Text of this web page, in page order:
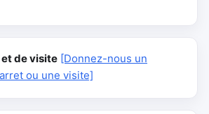
de visite [Donnez-nous un
ou une visite]